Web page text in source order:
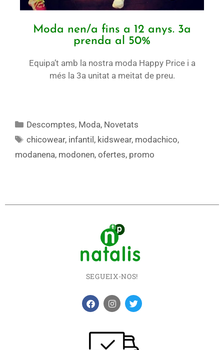
Moda nen/a fins a 12 anys. 3a
prenda al 50%
Equipa’t amb la nostra moda Happy Price i a
més la 3a unitat a meitat de preu.
Descomptes, Moda, Novetats
chicowear, infantil, kidswear, modachico,
modanena, modonen, ofertes, promo
SEGUEIX-NOS!